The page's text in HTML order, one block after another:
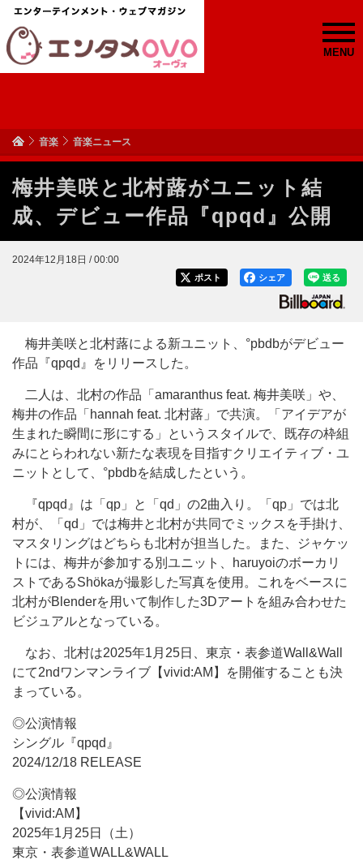
MENU
音楽 音楽ニュース
梅井美咲と北村蕗がユニット結
成、デビュー作品『qpqd』公開
2024年12月18日 / 00:00
送る
シェア
ポスト
梅井美咲と北村蕗による新ユニット、°pbdbがデビュー
作品『qpqd』をリリースした。
二人は、北村の作品「amaranthus feat. 梅井美咲」や、
梅井の作品「hannah feat. 北村蕗」で共演。「アイデアが
生まれた瞬間に形にする」というスタイルで、既存の枠組
みにとらわれない新たな表現を目指すクリエイティブ・ユ
ニットとして、°pbdbを結成したという。
『qpqd』は「qp」と「qd」の2曲入り。「qp」では北
村が、「qd」では梅井と北村が共同でミックスを手掛け、
マスタリングはどちらも北村が担当した。また、ジャケッ
トには、梅井が参加する別ユニット、haruyoiのボーカリ
ストであるShökaが撮影した写真を使用。これをベースに
北村がBlenderを用いて制作した3Dアートを組み合わせた
ビジュアルとなっている。
なお、北村は2025年1月25日、東京・表参道Wall&Wall
にて2ndワンマンライブ【vivid:AM】を開催することも決
まっている。
◎公演情報
シングル『qpqd』
2024/12/18 RELEASE
◎公演情報
【vivid:AM】
2025年1月25日（土）
東京・表参道WALL&WALL